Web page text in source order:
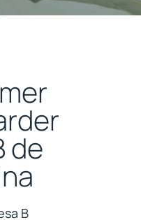
de
B